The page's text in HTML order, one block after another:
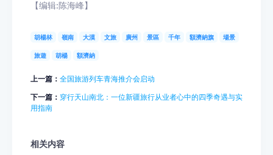
【编辑:陈海峰】
胡楊林 嶺南 大漠 文旅 廣州 景區 千年 額濟納旗 場景
旅遊 胡楊 額濟納
上一篇： 全国旅游列车青海推介会启动
下一篇： 穿行天山南北：一位新疆旅行从业者心中的四季奇遇与实
用指南
相关内容